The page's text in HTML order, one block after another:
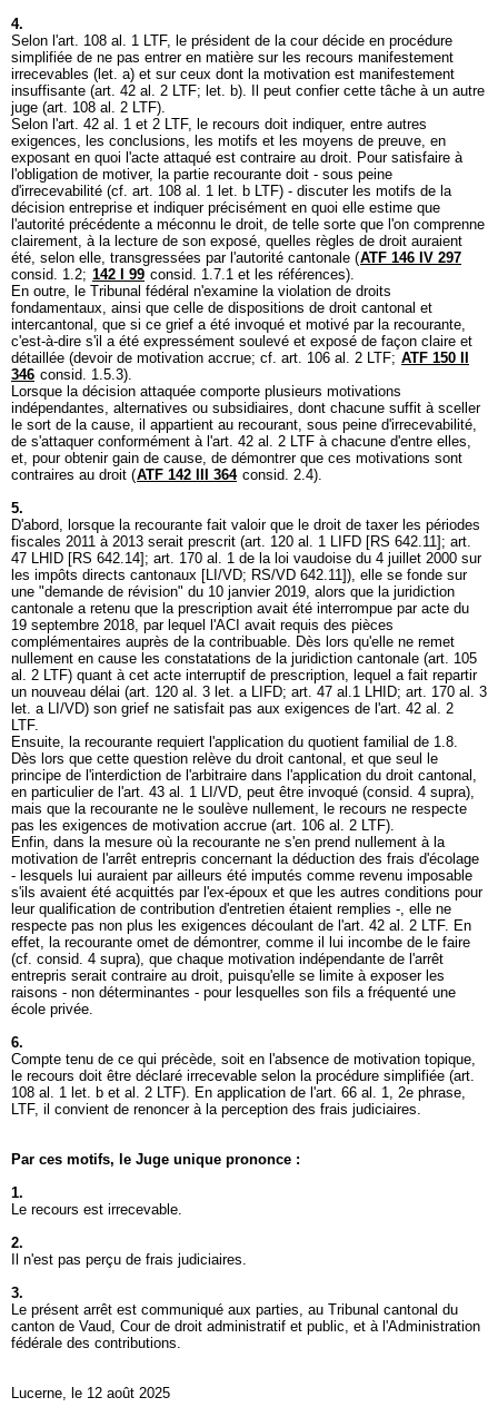
4.
Selon l'art. 108 al. 1 LTF, le président de la cour décide en procédure
simplifiée de ne pas entrer en matière sur les recours manifestement
irrecevables (let. a) et sur ceux dont la motivation est manifestement
insuffisante (art. 42 al. 2 LTF; let. b). Il peut confier cette tâche à un autre
juge (art. 108 al. 2 LTF).
Selon l'art. 42 al. 1 et 2 LTF, le recours doit indiquer, entre autres
exigences, les conclusions, les motifs et les moyens de preuve, en
exposant en quoi l'acte attaqué est contraire au droit. Pour satisfaire à
l'obligation de motiver, la partie recourante doit - sous peine
d'irrecevabilité (cf. art. 108 al. 1 let. b LTF) - discuter les motifs de la
décision entreprise et indiquer précisément en quoi elle estime que
l'autorité précédente a méconnu le droit, de telle sorte que l'on comprenne
clairement, à la lecture de son exposé, quelles règles de droit auraient
été, selon elle, transgressées par l'autorité cantonale (ATF 146 IV 297
consid. 1.2; 142 I 99 consid. 1.7.1 et les références).
En outre, le Tribunal fédéral n'examine la violation de droits
fondamentaux, ainsi que celle de dispositions de droit cantonal et
intercantonal, que si ce grief a été invoqué et motivé par la recourante,
c'est-à-dire s'il a été expressément soulevé et exposé de façon claire et
détaillée (devoir de motivation accrue; cf. art. 106 al. 2 LTF; ATF 150 II
346 consid. 1.5.3).
Lorsque la décision attaquée comporte plusieurs motivations
indépendantes, alternatives ou subsidiaires, dont chacune suffit à sceller
le sort de la cause, il appartient au recourant, sous peine d'irrecevabilité,
de s'attaquer conformément à l'art. 42 al. 2 LTF à chacune d'entre elles,
et, pour obtenir gain de cause, de démontrer que ces motivations sont
contraires au droit (ATF 142 III 364 consid. 2.4).
5.
D'abord, lorsque la recourante fait valoir que le droit de taxer les périodes
fiscales 2011 à 2013 serait prescrit (art. 120 al. 1 LIFD [RS 642.11]; art.
47 LHID [RS 642.14]; art. 170 al. 1 de la loi vaudoise du 4 juillet 2000 sur
les impôts directs cantonaux [LI/VD; RS/VD 642.11]), elle se fonde sur
une "demande de révision" du 10 janvier 2019, alors que la juridiction
cantonale a retenu que la prescription avait été interrompue par acte du
19 septembre 2018, par lequel l'ACI avait requis des pièces
complémentaires auprès de la contribuable. Dès lors qu'elle ne remet
nullement en cause les constatations de la juridiction cantonale (art. 105
al. 2 LTF) quant à cet acte interruptif de prescription, lequel a fait repartir
un nouveau délai (art. 120 al. 3 let. a LIFD; art. 47 al.1 LHID; art. 170 al. 3
let. a LI/VD) son grief ne satisfait pas aux exigences de l'art. 42 al. 2
LTF.
Ensuite, la recourante requiert l'application du quotient familial de 1.8.
Dès lors que cette question relève du droit cantonal, et que seul le
principe de l'interdiction de l'arbitraire dans l'application du droit cantonal,
en particulier de l'art. 43 al. 1 LI/VD, peut être invoqué (consid. 4 supra),
mais que la recourante ne le soulève nullement, le recours ne respecte
pas les exigences de motivation accrue (art. 106 al. 2 LTF).
Enfin, dans la mesure où la recourante ne s'en prend nullement à la
motivation de l'arrêt entrepris concernant la déduction des frais d'écolage
- lesquels lui auraient par ailleurs été imputés comme revenu imposable
s'ils avaient été acquittés par l'ex-époux et que les autres conditions pour
leur qualification de contribution d'entretien étaient remplies -, elle ne
respecte pas non plus les exigences découlant de l'art. 42 al. 2 LTF. En
effet, la recourante omet de démontrer, comme il lui incombe de le faire
(cf. consid. 4 supra), que chaque motivation indépendante de l'arrêt
entrepris serait contraire au droit, puisqu'elle se limite à exposer les
raisons - non déterminantes - pour lesquelles son fils a fréquenté une
école privée.
6.
Compte tenu de ce qui précède, soit en l'absence de motivation topique,
le recours doit être déclaré irrecevable selon la procédure simplifiée (art.
108 al. 1 let. b et al. 2 LTF). En application de l'art. 66 al. 1, 2e phrase,
LTF, il convient de renoncer à la perception des frais judiciaires.
Par ces motifs, le Juge unique prononce :
1.
Le recours est irrecevable.
2.
Il n'est pas perçu de frais judiciaires.
3.
Le présent arrêt est communiqué aux parties, au Tribunal cantonal du
canton de Vaud, Cour de droit administratif et public, et à l'Administration
fédérale des contributions.
Lucerne, le 12 août 2025